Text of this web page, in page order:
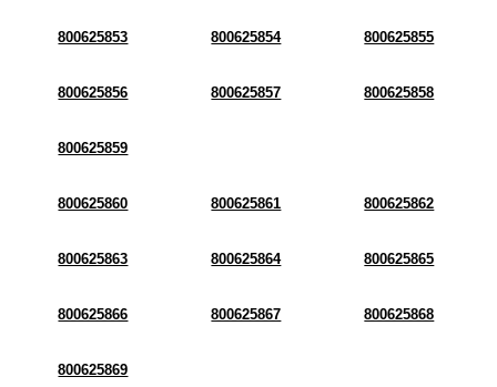
800625853 800625854 800625855
800625856 800625857 800625858
800625859
800625860 800625861 800625862
800625863 800625864 800625865
800625866 800625867 800625868
800625869